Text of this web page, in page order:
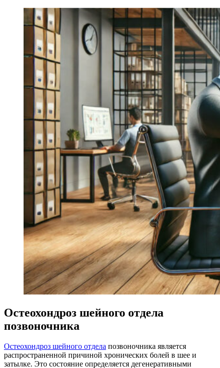
Остеохондроз шейного отдела
позвоночника
Остеохондроз шейного отдела позвоночника является
распространенной причиной хронических болей в шее и
затылке. Это состояние определяется дегенеративными